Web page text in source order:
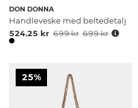
DON DONNA
Handleveske med beltedetalj
524.25 kr 699 kr 699 kr
25%